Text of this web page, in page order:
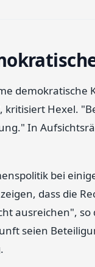
kritisiert Hexel.
In
bei
dass die
ausreichen",
seien